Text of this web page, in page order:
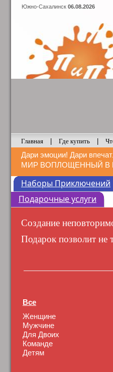
Южно-Сахалинск 06.08.2026
Главная Где купить
Дари эмоции! Дари
МИР ВОПЛОЩЕННЫЙ В
Наборы Приключений
Подарочные услуги
Создание
Подарок позволит не
Все
Женщине
Мужчине
Для Двоих
Команде
Детям